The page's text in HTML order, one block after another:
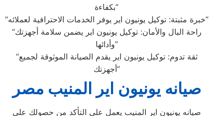
بكفاءة”
“خبرة مثبتة: توكيل يونيون اير يوفر الخدمات الاحترافية لعملائه”
“راحة البال والأمان: توكيل يونيون اير يضمن سلامة أجهزتك
وأدائها”
“ثقة تدوم: توكيل يونيون اير يقدم الصيانة الموثوقة لجميع
أجهزتك”
صيانه يونيون اير المنيب مصر
صيانه يونيون اير المنيب يعمل علي التأكد من حصولك علي